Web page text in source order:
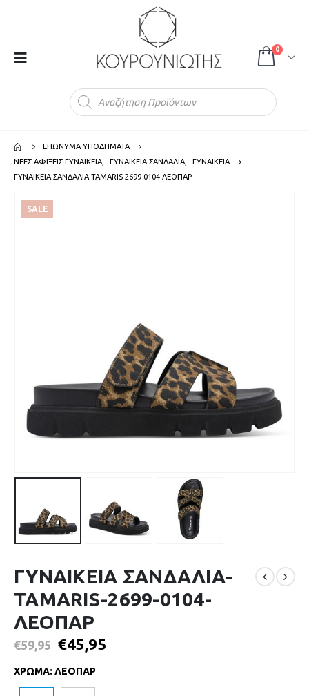
0
ΕΠΩΝΥΜΑ ΥΠΟΔΗΜΑΤΑ
ΝΕΕΣ ΑΦΙΞΕΙΣ ΓΥΝΑΙΚΕΙΑ
ΓΥΝΑΙΚΕΙΑ ΣΑΝΔΑΛΙΑ
ΓΥΝΑΙΚΕΙΑ
ΓΥΝΑΙΚΕΙΑ ΣΑΝΔΑΛΙΑ-TAMARIS-2699-0104-ΛΕΟΠΑΡ
SALE
ΓΥΝΑΙΚΕΙΑ ΣΑΝΔΑΛΙΑ-
TAMARIS-2699-0104-
ΛΕΟΠΑΡ
€59,95 €45,95
ΧΡΩΜΑ: ΛΕΟΠΑΡ